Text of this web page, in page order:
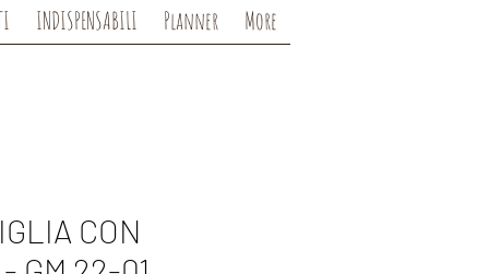
INDISPENSABILI Planner More
CON